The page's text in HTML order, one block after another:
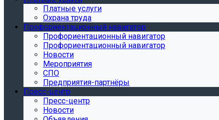
Платные услуги
Охрана труда
Профориентационный навигатор
Профориентационный навигатор
Профориентационный навигатор
Новости
Мероприятия
СПО
Предприятия-партнёры
Пресс-центр
Пресс-центр
Новости